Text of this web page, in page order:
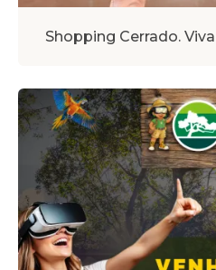
Shopping Cerrado.